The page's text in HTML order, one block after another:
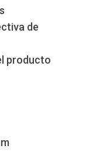
de
producto